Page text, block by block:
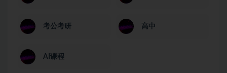
考公考研 高中
AI课程